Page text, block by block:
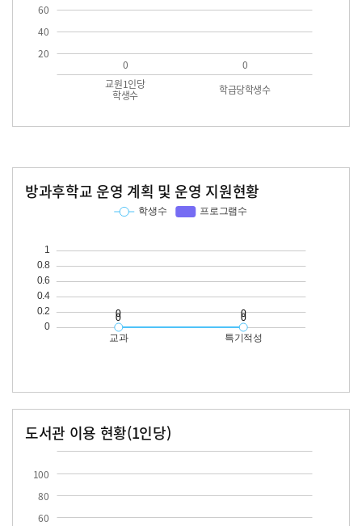
20
40
60
교원1인당
학생수 학급당학생수
0 0
방과후학교 운영 계획 및 운영 지원현황
도서관 이용 현황(1인당)
60
80
100